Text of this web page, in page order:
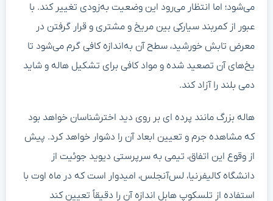
می‌شود؛ اما انتظار می‌رود این وضعیت به‌زودی تغییر کند. با
عبور از کمربند سیارکی بین مریخ و مشتری و قرار گرفتن در
معرض تابش خورشید، سطح آن به‌اندازه کافی گرم می‌شود تا
یخ‌های آن تصعید شده و مواد کافی برای تشکیل هاله و شاید
دمی بلند را آزاد کند.
هاله بزرگ مانند پرده ای بر روی دید اخترشناسان خواهد بود
که مشاهده جرم و تعیین ابعاد آن را دشوار خواهد کرد. پیش
از وقوع این اتفاق، تیمی به سرپرستی دیوید جوئیت از
دانشگاه کالیفرنیا، لس‌آنجلس، امیدوار است که در ماه اوت با
استفاده از تلسکوپ هابل اندازه آن را دقیقاً تعیین کند